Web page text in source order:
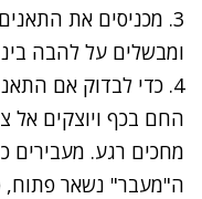
3. מכניסים את
ומבשלים על להבה
4. כדי לבדוק אם
החם בכף ויוצקים אל
מחכים רגע. מעבירים
ה"מעבר" נשאר פתוח,